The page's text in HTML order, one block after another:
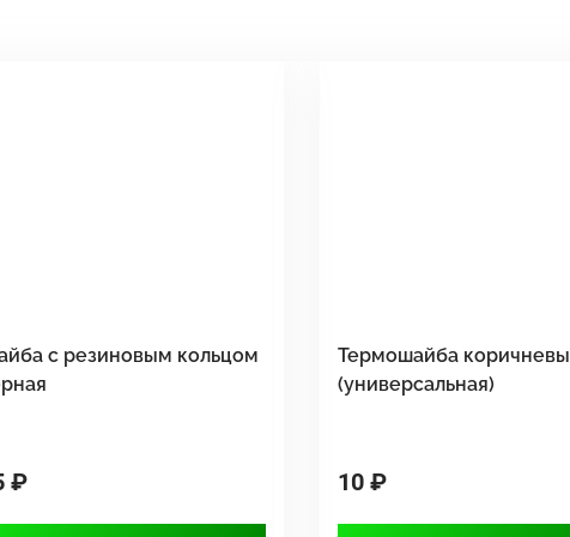
с резиновым кольцом
₽
Термошайба
(универсальная)
10 ₽